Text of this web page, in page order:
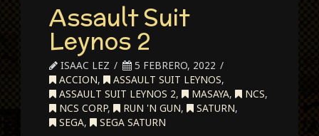
Assault Suit
Leynos 2
ISAAC LEZ
5 FEBRERO, 2022
ACCION, ASSAULT SUIT LEYNOS,
ASSAULT SUIT LEYNOS 2, MASAYA, NCS,
NCS CORP, RUN 'N GUN, SATURN,
SEGA, SEGA SATURN